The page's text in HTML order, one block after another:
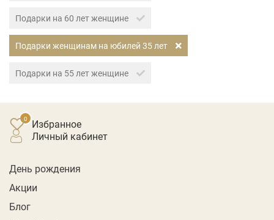
Подарки на 60 лет женщине
Подарки женщинам на юбилей 35 лет
Подарки на 55 лет женщине
Избранное
личный кабинет
День рождения
Акции
Блог